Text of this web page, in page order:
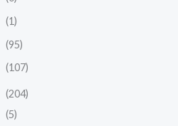
(1)
(95)
(107)
(204)
(5)